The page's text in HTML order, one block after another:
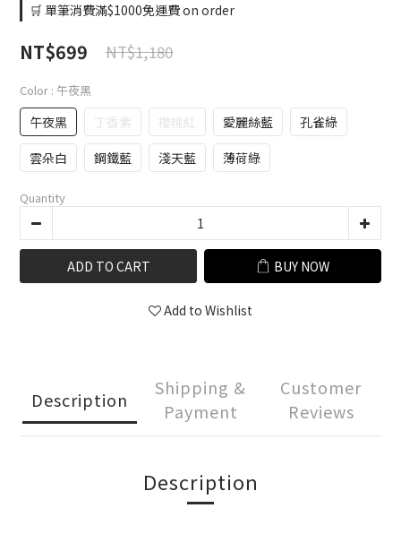
🛒 單筆消費滿$1000免運費 on order
NT$699 NT$1,180
Color : 午夜黑
午夜黑 丁香紫 櫻桃紅 愛麗絲藍
孔雀綠
雲朵白
鋼鐵藍 淺天藍 薄荷綠
Quantity
ADD TO CART BUY NOW
Add to Wishlist
Description
Shipping &
Payment
Customer
Reviews
Description